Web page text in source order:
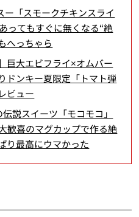
ー「スモークチキンスライ
ってもすぐに無くなる“絶
へっちゃら
巨大エビフライ×オムバー
ドンキー夏限定「トマト弾
ビュー
説スイーツ「モコモコ」
歓喜のマグカップで作る絶
り最高にウマかった